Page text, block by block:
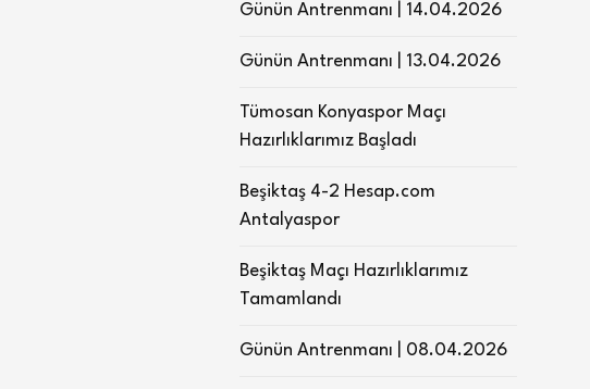
Günün Antrenmanı | 14.04.2026
Günün Antrenmanı | 13.04.2026
Tümosan Konyaspor Maçı
Hazırlıklarımız Başladı
Beşiktaş 4-2 Hesap.com
Antalyaspor
Beşiktaş Maçı Hazırlıklarımız
Tamamlandı
Günün Antrenmanı | 08.04.2026